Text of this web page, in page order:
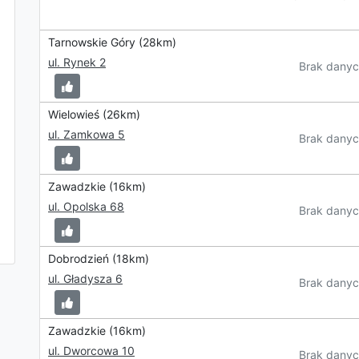
Tarnowskie Góry (28km)
ul. Rynek 2
Brak
Wielowieś (26km)
ul. Zamkowa 5
Brak
Zawadzkie (16km)
ul. Opolska 68
Brak
Dobrodzień (18km)
ul. Gładysza 6
Brak
Zawadzkie (16km)
ul. Dworcowa 10
Brak